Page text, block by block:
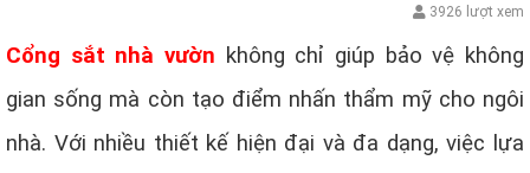
3926 lượt xem
Cổng sắt nhà vườn không chỉ giúp bảo vệ không
gian sống mà còn tạo điểm nhấn thẩm mỹ cho ngôi
nhà. Với nhiều thiết kế hiện đại và đa dạng, việc lựa